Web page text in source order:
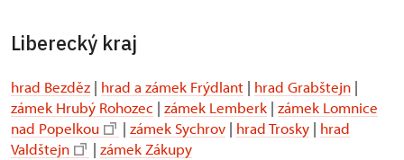
Liberecký kraj
hrad Bezděz | hrad a zámek Frýdlant | hrad Grabštejn |
zámek Hrubý Rohozec | zámek Lemberk | zámek Lomnice
nad Popelkou
| zámek Sychrov | hrad Trosky | hrad
Valdštejn
| zámek Zákupy